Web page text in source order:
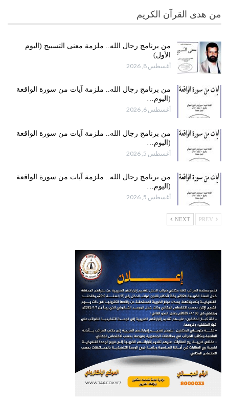
من هدى القرآن الكريم
من برنامج رجال الله.. ملزمة معنى التسبيح (اليوم
الأول)
أغسطس 8, 2026
من برنامج رجال الله.. ملزمة آيات من سورة الواقعة
(اليوم…
أغسطس 6, 2026
من برنامج رجال الله.. ملزمة آيات من سورة الواقعة
(اليوم…
أغسطس 5, 2026
من برنامج رجال الله.. ملزمة آيات من سورة الواقعة
(اليوم…
أغسطس 5, 2026
NEXT